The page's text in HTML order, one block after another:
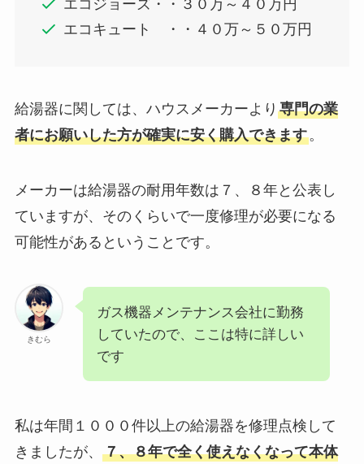
エコジョーズ・・３０万～４０万円
エコキュート ・・４０万～５０万円
給湯器に関しては、ハウスメーカーより 専門の業
者にお願いした方が確実に安く購入できます。
メーカーは給湯器の耐用年数は７、８年と公表し
ていますが、そのくらいで一度修理が必要になる
可能性があるということです。
きむら
ガス機器メンテナンス会社に勤務
していたので、ここは特に詳しい
です
私は年間１０００件以上の給湯器を修理点検して
きましたが、 ７、８年で全く使えなくなって本体